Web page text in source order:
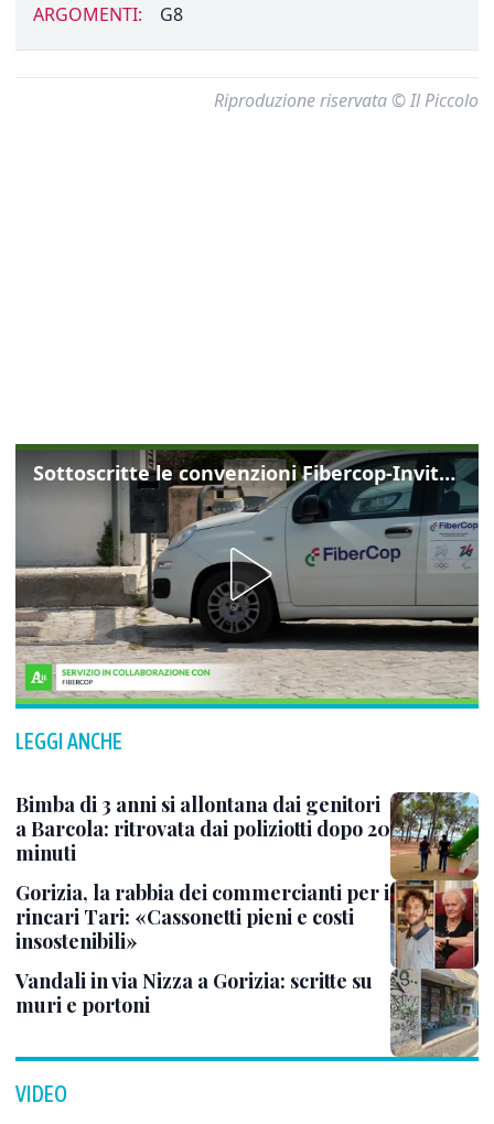
ARGOMENTI: G8
Riproduzione riservata © Il Piccolo
Sottoscritte le convenzioni Fibercop-Invitalia, fibra ottica per 477 mila civici
LEGGI ANCHE
Bimba di 3 anni si allontana dai genitori
a Barcola: ritrovata dai poliziotti dopo 20
minuti
Gorizia, la rabbia dei commercianti per i
rincari Tari: «Cassonetti pieni e costi
insostenibili»
Vandali in via Nizza a Gorizia: scritte su
muri e portoni
VIDEO